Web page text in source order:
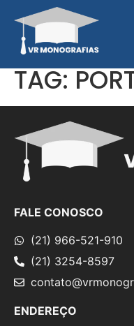
TAG:
FALE CONOSCO
(21) 966-521-910
(21) 3254-8597
ENDEREÇO